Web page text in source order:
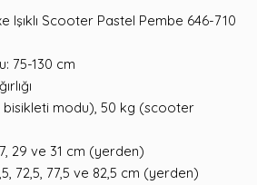
Işıklı Scooter Pastel Pembe 646-710
75-130 cm
modu), 50 kg (scooter
29 ve 31 cm (yerden)
72,5, 77,5 ve 82,5 cm (yerden)